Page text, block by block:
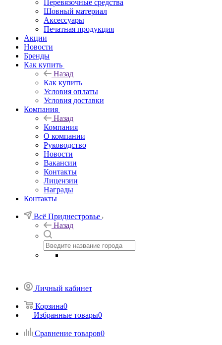
Перевязочные средства
Шовный материал
Аксессуары
Печатная продукция
Акции
Новости
Бренды
Как купить
Назад
Как купить
Условия оплаты
Условия доставки
Компания
Назад
Компания
О компании
Руководство
Новости
Вакансии
Контакты
Лицензии
Награды
Контакты
Всё Приднестровье
Назад
Личный кабинет
Корзина0
Избранные товары0
Сравнение товаров0